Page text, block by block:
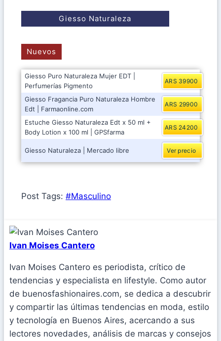
Giesso Naturaleza
Nuevos
Giesso Puro Naturaleza Mujer EDT |
Perfumerías Pigmento
ARS 39900
Giesso Fragancia Puro Naturaleza Hombre
Edt | Farmaonline.com
ARS 29900
Estuche Giesso Naturaleza Edt x 50 ml +
Body Lotion x 100 ml | GPSfarma
ARS 24200
Giesso Naturaleza | Mercado libre Ver precio
Post Tags: #Masculino
Ivan Moises Cantero
Ivan Moises Cantero es periodista, crítico de
tendencias y especialista en lifestyle. Como autor
de buenosfashionaires.com, se dedica a descubrir
y compartir las últimas tendencias en moda, estilo
y tecnología en Buenos Aires, acercando a sus
lectores novedades, análisis de marcas y consejos